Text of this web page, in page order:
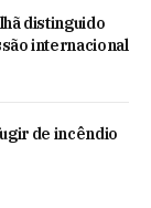
distinguido
internacional
de incêndio